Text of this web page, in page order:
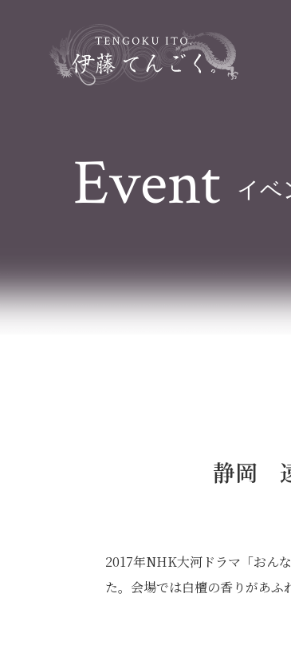
Event イベ
静岡
2017年NHK大河ドラマ「おん
た。会場では白檀の香りがあふ